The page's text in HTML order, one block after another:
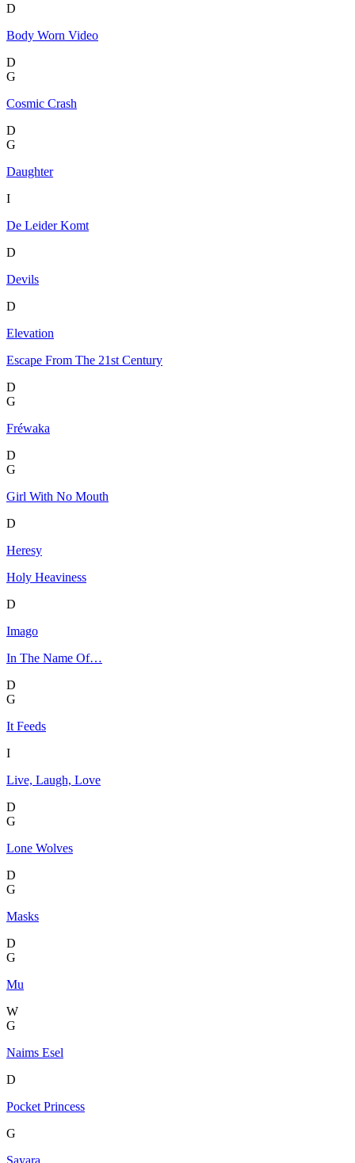
D
Body Worn Video
D
G
Cosmic Crash
D
G
Daughter
I
De Leider Komt
D
Devils
D
Elevation
Escape From The 21st Century
D
G
Fréwaka
D
G
Girl With No Mouth
D
Heresy
Holy Heaviness
D
Imago
In The Name Of…
D
G
It Feeds
I
Live, Laugh, Love
D
G
Lone Wolves
D
G
Masks
D
G
Mu
W
G
Naims Esel
D
Pocket Princess
G
Sayara